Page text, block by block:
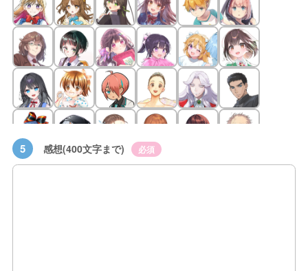
5 感想(400文字まで) 必須